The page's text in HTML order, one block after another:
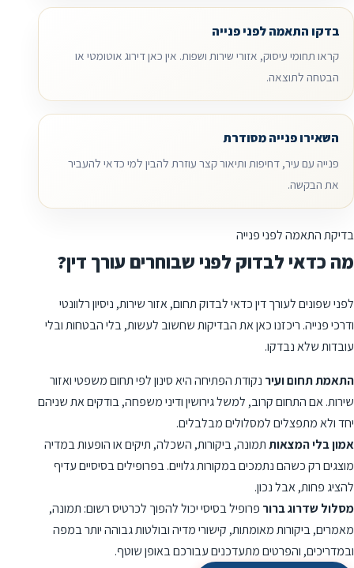
בדקו התאמה לפני פנייה
קראו תחומי עיסוק, אזורי שירות ושפות. אין כאן דירוג אוטומטי או
הבטחה לתוצאה.
השאירו פנייה מסודרת
פנייה עם עיר, דחיפות ותיאור קצר עוזרת להבין למי כדאי להעביר
את הבקשה.
בדיקת התאמה לפני פנייה
מה כדאי לבדוק לפני שבוחרים עורך דין?
לפני שפונים לעורך דין כדאי לבדוק תחום, אזור שירות, ניסיון רלוונטי
ודרכי פנייה. ריכזנו כאן את הבדיקות שחשוב לעשות, בלי הבטחות ובלי
עובדות שלא נבדקו.
התאמת תחום ועיר נקודת הפתיחה היא סינון לפי תחום משפטי ואזור
שירות. אם התחום קרוב, למשל גירושין ודיני משפחה, בודקים את שניהם
יחד ולא מתפצלים למסלולים מבלבלים.
אמון בלי המצאותתמונה, ביקורות, השכלה, תיקים או הופעות במדיה
מוצגים רק כשהם נתמכים במקורות גלויים. בפרופילים בסיסיים עדיף
להציג פחות, אבל נכון.
מסלול שדרוג ברור פרופיל בסיסי יכול להפוך לכרטיס רשום: תמונה,
מאמרים, ביקורות מאומתות, קישורי מדיה ובולטות גבוהה יותר במפה
ובמדריכים, והפרטים מתעדכנים עבורכם באופן שוטף.